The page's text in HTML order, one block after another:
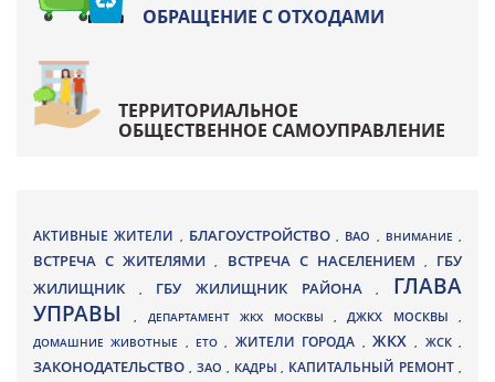
ОБРАЩЕНИЕ С ОТХОДАМИ
ТЕРРИТОРИАЛЬНОЕ
ОБЩЕСТВЕННОЕ САМОУПРАВЛЕНИЕ
АКТИВНЫЕ ЖИТЕЛИ , БЛАГОУСТРОЙСТВО , ВАО , ВНИМАНИЕ ,
ВСТРЕЧА С ЖИТЕЛЯМИ, ВСТРЕЧА С НАСЕЛЕНИЕМ , ГБУ
ЖИЛИЩНИК
, ГБУ ЖИЛИЩНИК РАЙОНА, ГЛАВА
УПРАВЫ, ДЕПАРТАМЕНТ ЖКХ МОСКВЫ ,ДЖКХ МОСКВЫ ,
ДОМАШНИЕ ЖИВОТНЫЕ , ЕТО, ЖИТЕЛИ ГОРОДА , ЖКХ, ЖСК,
ЗАКОНОДАТЕЛЬСТВО , ЗАО , КАДРЫ, КАПИТАЛЬНЫЙ РЕМОНТ ,